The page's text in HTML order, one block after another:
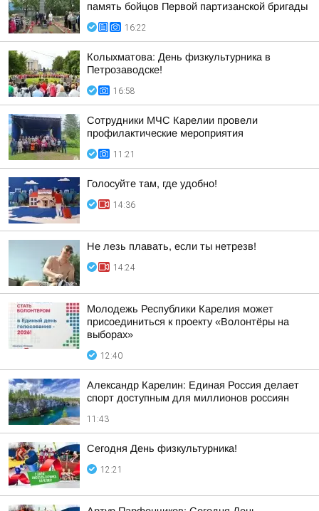
память бойцов Первой партизанской бригады
16:22
Колыхматова: День физкультурника в
Петрозаводске!
16:58
Сотрудники МЧС Карелии провели
профилактические мероприятия
11:21
Голосуйте там, где удобно!
14:36
Не лезь плавать, если ты нетрезв!
14:24
Молодежь Республики Карелия может
присоединиться к проекту «Волонтёры на
выборах»
12:40
Александр Карелин: Единая Россия делает
спорт доступным для миллионов россиян
11:43
Сегодня День физкультурника!
12:21